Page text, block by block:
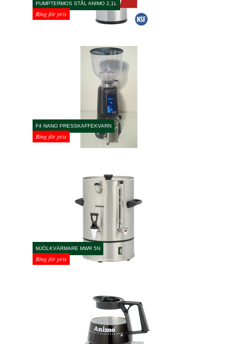
PUMPTERMOS STÅL ANIMO 2,1L
Ring för pris
F4 NANO PRESSKAFFEKVARN
Ring för pris
MJÖLKVÄRMARE MWR 5N
Ring för pris